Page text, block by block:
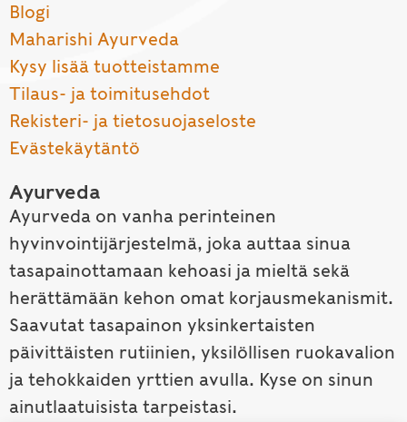
Blogi
Maharishi Ayurveda
Kysy lisää tuotteistamme
Tilaus- ja toimitusehdot
Rekisteri- ja tietosuojaseloste
Evästekäytäntö
Ayurveda
Ayurveda on vanha perinteinen
hyvinvointijärjestelmä, joka auttaa sinua
tasapainottamaan kehoasi ja mieltä sekä
herättämään kehon omat korjausmekanismit.
Saavutat tasapainon yksinkertaisten
päivittäisten rutiinien, yksilöllisen ruokavalion
ja tehokkaiden yrttien avulla. Kyse on sinun
ainutlaatuisista tarpeistasi.